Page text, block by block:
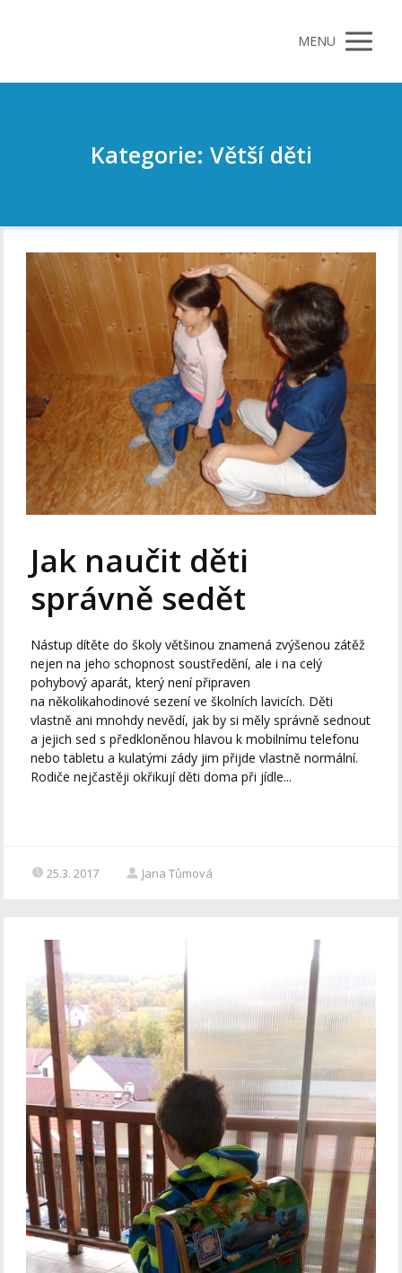
MENU
Kategorie: Větší děti
Jak naučit děti
správně sedět
Nástup dítěte do školy většinou znamená zvýšenou zátěž
nejen na jeho schopnost soustředění, ale i na celý
pohybový aparát, který není připraven
na několikahodinové sezení ve školních lavicích. Děti
vlastně ani mnohdy nevědí, jak by si měly správně sednout
a jejich sed s předkloněnou hlavou k mobilnímu telefonu
nebo tabletu a kulatými zády jim přijde vlastně normální.
Rodiče nejčastěji okřikují děti doma při jídle...
25.3. 2017 Jana Tůmová